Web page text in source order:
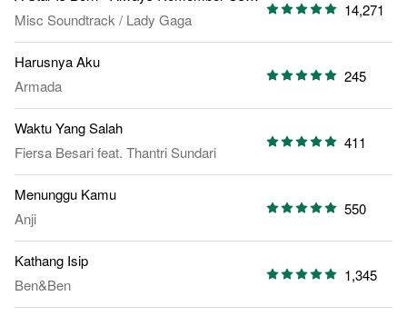
Misc Soundtrack/ Lady Gaga
14,271
Harusnya Aku
Armada
245
Waktu Yang Salah
Fiersa Besarifeat. Thantri Sundari
411
Menunggu Kamu
Anji
550
Kathang Isip
Ben&Ben
1,345